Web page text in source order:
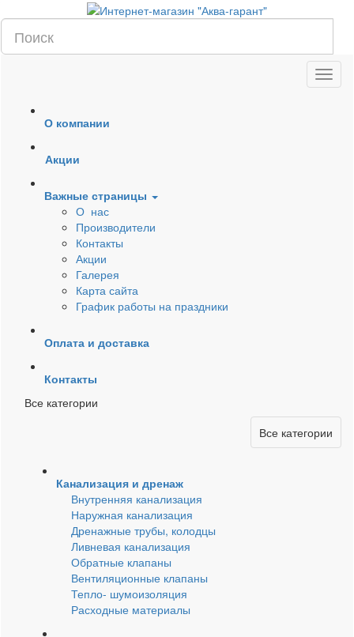
О компании
Акции
Важные страницы
О нас
Производители
Контакты
Акции
Галерея
Карта сайта
График работы на праздники
Оплата и доставка
Контакты
Все категории
Все категории
Канализация и дренаж
Внутренняя канализация
Наружная канализация
Дренажные трубы, колодцы
Ливневая канализация
Обратные клапаны
Вентиляционные клапаны
Тепло- шумоизоляция
Расходные материалы